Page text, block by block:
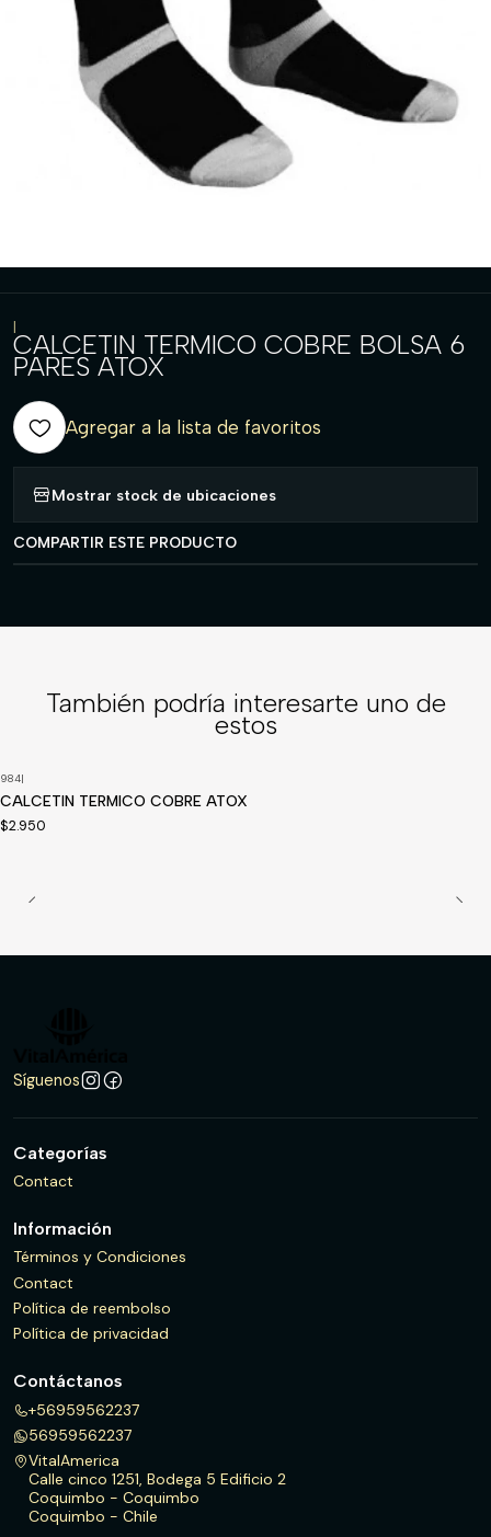
|
CALCETIN TERMICO COBRE BOLSA 6
PARES ATOX
Agregar a la lista de favoritos
Mostrar stock de ubicaciones
COMPARTIR ESTE PRODUCTO
También podría interesarte uno de
estos
984|
CALCETIN TERMICO COBRE ATOX
$2.950
Síguenos
Categorías
Contact
Información
Términos y Condiciones
Contact
Política de reembolso
Política de privacidad
Contáctanos
+56959562237
56959562237
VitalAmerica
Calle cinco 1251, Bodega 5 Edificio 2
Coquimbo - Coquimbo
Coquimbo - Chile